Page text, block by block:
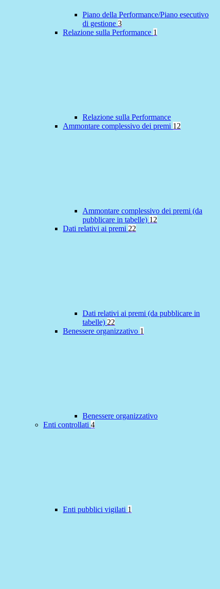
Piano della Performance/Piano esecutivo
di gestione 3
Relazione sulla Performance 1
Relazione sulla Performance
Ammontare complessivo dei premi 12
Ammontare complessivo dei premi (da
pubblicare in tabelle) 12
Dati relativi ai premi 22
Dati relativi ai premi (da pubblicare in
tabelle) 22
Benessere organizzativo 1
Benessere organizzativo
Enti controllati 4
Enti pubblici vigilati 1